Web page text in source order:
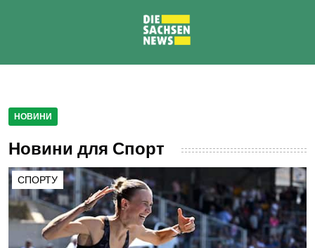
НОВИНИ
Новини для Спорт
СПОРТУ